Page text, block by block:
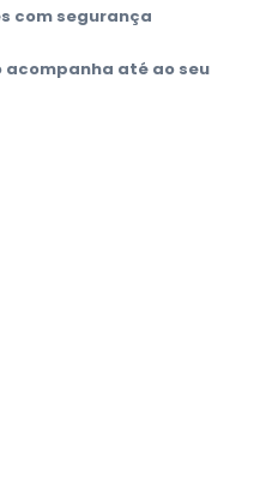
com segurança
acompanha até ao seu